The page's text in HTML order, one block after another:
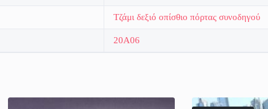
Τζάμι δεξιό οπίσθιο πόρτας συνοδηγού
20A06